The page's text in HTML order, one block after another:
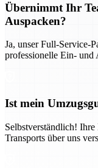
Übernimmt Ihr
Auspacken?
Ja, unser Full-Service-
professionelle Ein- und
Ist mein
Selbstverständlich!
Transports über uns